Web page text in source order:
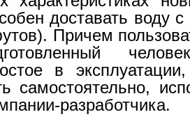
доставать воду
Причем
в
самостоятельно,
разработчика.